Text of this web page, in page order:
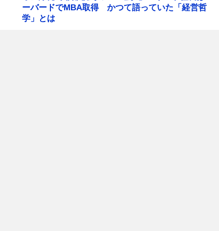
ーバードでMBA取得 かつて語っていた「経営哲
学」とは